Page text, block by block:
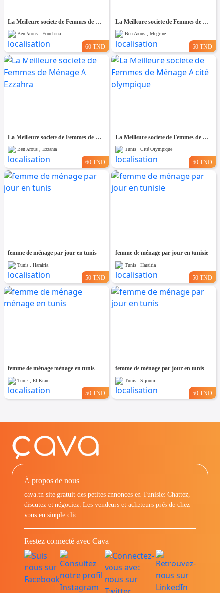
La Meilleure societe de Femmes de Ménage A Fouchana
Ben Arous , Fouchana
60 TND
La Meilleure societe de Femmes de Ménage A Megrine
Ben Arous , Megrine
60 TND
La Meilleure societe de Femmes de Ménage A Ezzahra
Ben Arous , Ezzahra
60 TND
La Meilleure societe de Femmes de Ménage A cité olympique
Tunis , Cité Olympique
60 TND
femme de ménage par jour en tunis
Tunis , Harairia
50 TND
femme de ménage par jour en tunisie
Tunis , Harairia
50 TND
femme de ménage ménage en tunis
Tunis , El Kram
50 TND
femme de ménage par jour en tunis
Tunis , Sijoumi
50 TND
À propos de nous
cava.tn site gratuit des petites annonces en Tunisie: Chattez,
discutez et négociez. Les vendeurs et acheteurs prés de chez
vous en simple clic.
Restez connecté avec Cava